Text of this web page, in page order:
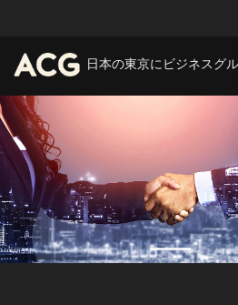
日本の東京にビジネスグ